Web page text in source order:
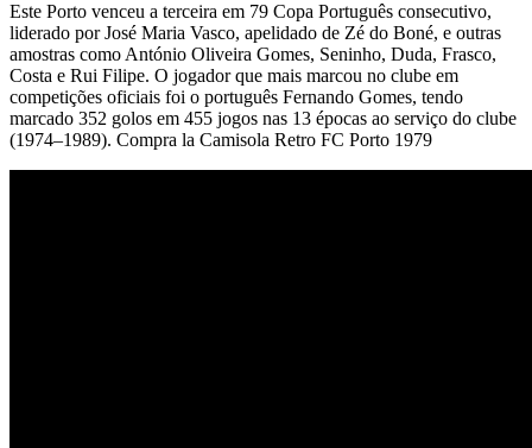
Este Porto venceu a terceira em 79 Copa Português consecutivo,
liderado por José Maria Vasco, apelidado de Zé do Boné, e outras
amostras como António Oliveira Gomes, Seninho, Duda, Frasco,
Costa e Rui Filipe. O jogador que mais marcou no clube em
competições oficiais foi o português Fernando Gomes, tendo
marcado 352 golos em 455 jogos nas 13 épocas ao serviço do clube
(1974–1989). Compra la Camisola Retro FC Porto 1979